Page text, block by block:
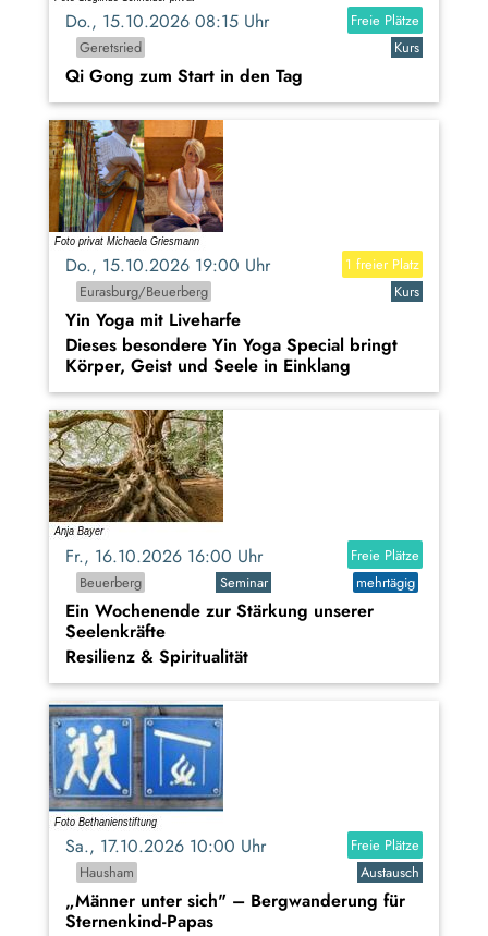
Do., 15.10.2026 08:15 Uhr
Freie Plätze
Geretsried
Kurs
Qi Gong zum Start in den Tag
Do., 15.10.2026 19:00 Uhr
1 freier Platz
Eurasburg/Beuerberg
Kurs
Yin Yoga mit Liveharfe
Dieses besondere Yin Yoga Special bringt
Körper, Geist und Seele in Einklang
Fr., 16.10.2026 16:00 Uhr
Freie Plätze
Beuerberg
Seminar mehrtägig
Ein Wochenende zur Stärkung unserer
Seelenkräfte
Resilienz & Spiritualität
Sa., 17.10.2026 10:00 Uhr
Freie Plätze
Hausham
Austausch
„Männer unter sich" – Bergwanderung für
Sternenkind-Papas